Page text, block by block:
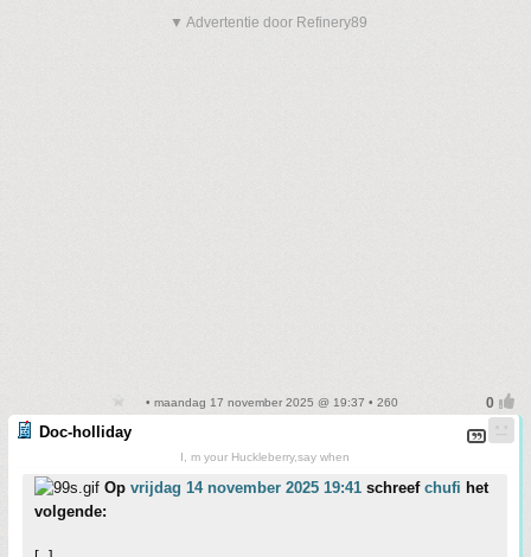
▼ Advertentie door Refinery89
• maandag 17 november 2025 @ 19:37 • 260
Doc-holliday
I, m your Huckleberry,say when
Op vrijdag 14 november 2025 19:41 schreef chufi het
volgende: